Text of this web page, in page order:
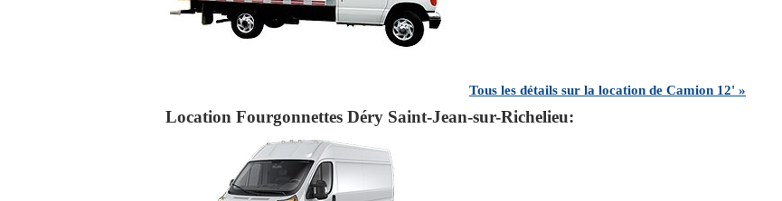
Tous les détails sur la location de Camion 12' »
Location Fourgonnettes Déry Saint-Jean-sur-Richelieu: